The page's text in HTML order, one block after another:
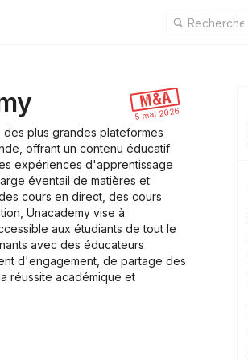
5 mai 2026
plus grandes plateformes
offrant un contenu éducatif
expériences d'apprentissage
éventail de matières et
cours en direct, des cours
Unacademy vise à
aux étudiants de tout le
avec des éducateurs
d'engagement, de partage des
réussite académique et